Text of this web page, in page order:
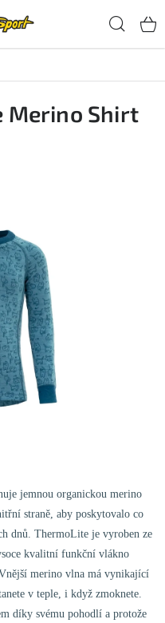
jemnou organickou merino
straně, aby poskytovalo co
dnů. ThermoLite je vyroben ze
kvalitní funkční vlákno
merino vlna má vynikající
v teple, i když zmoknete.
díky svému pohodlí a protože
Merino Shirt